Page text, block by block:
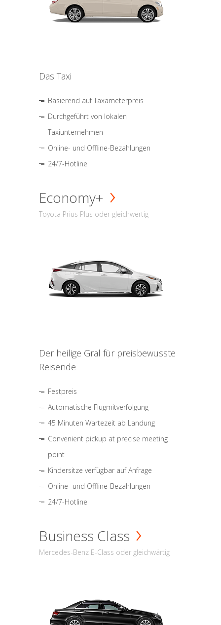
Das Taxi
Basierend auf Taxameterpreis
Durchgeführt von lokalen
Taxiunternehmen
Online- und Offline-Bezahlungen
24/7-Hotline
Economy+
Toyota Prius Plus oder gleichwertig
Der heilige Gral für preisbewusste
Reisende
Festpreis
Automatische Flugmitverfolgung
45 Minuten Wartezeit ab Landung
Convenient pickup at precise meeting
point
Kindersitze verfügbar auf Anfrage
Online- und Offline-Bezahlungen
24/7-Hotline
Business Class
Mercedes-Benz E-Class oder gleichwärtig